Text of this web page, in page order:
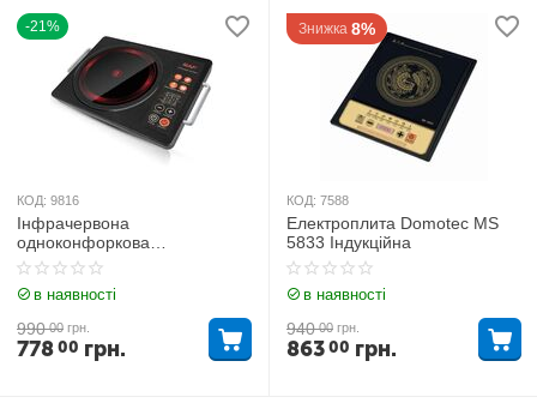
-21%
КОД: 9816
Інфрачервона
одноконфоркова
електроплита RAF 8046
3500Вт
в наявності
990 00 грн.
77800 грн.
Знижка 8%
КОД: 7588
Електроплита Domotec MS
5833 Індукційна
в наявності
940 00 грн.
86300 грн.